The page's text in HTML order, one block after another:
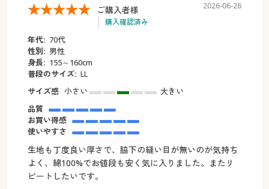
ご購入者様
購入確認済み
2026-06-26
年代: 70代
性別: 男性
身長: 155～160cm
普段のサイズ: LL
サイズ感 小さい
大きい
品質
お買い得感
使いやすさ
生地も丁度良い厚さで、脇下の縫い目が無いのが気持ち
よく、綿100%でお値段も安く気に入りました。またリ
ピートしたいです。